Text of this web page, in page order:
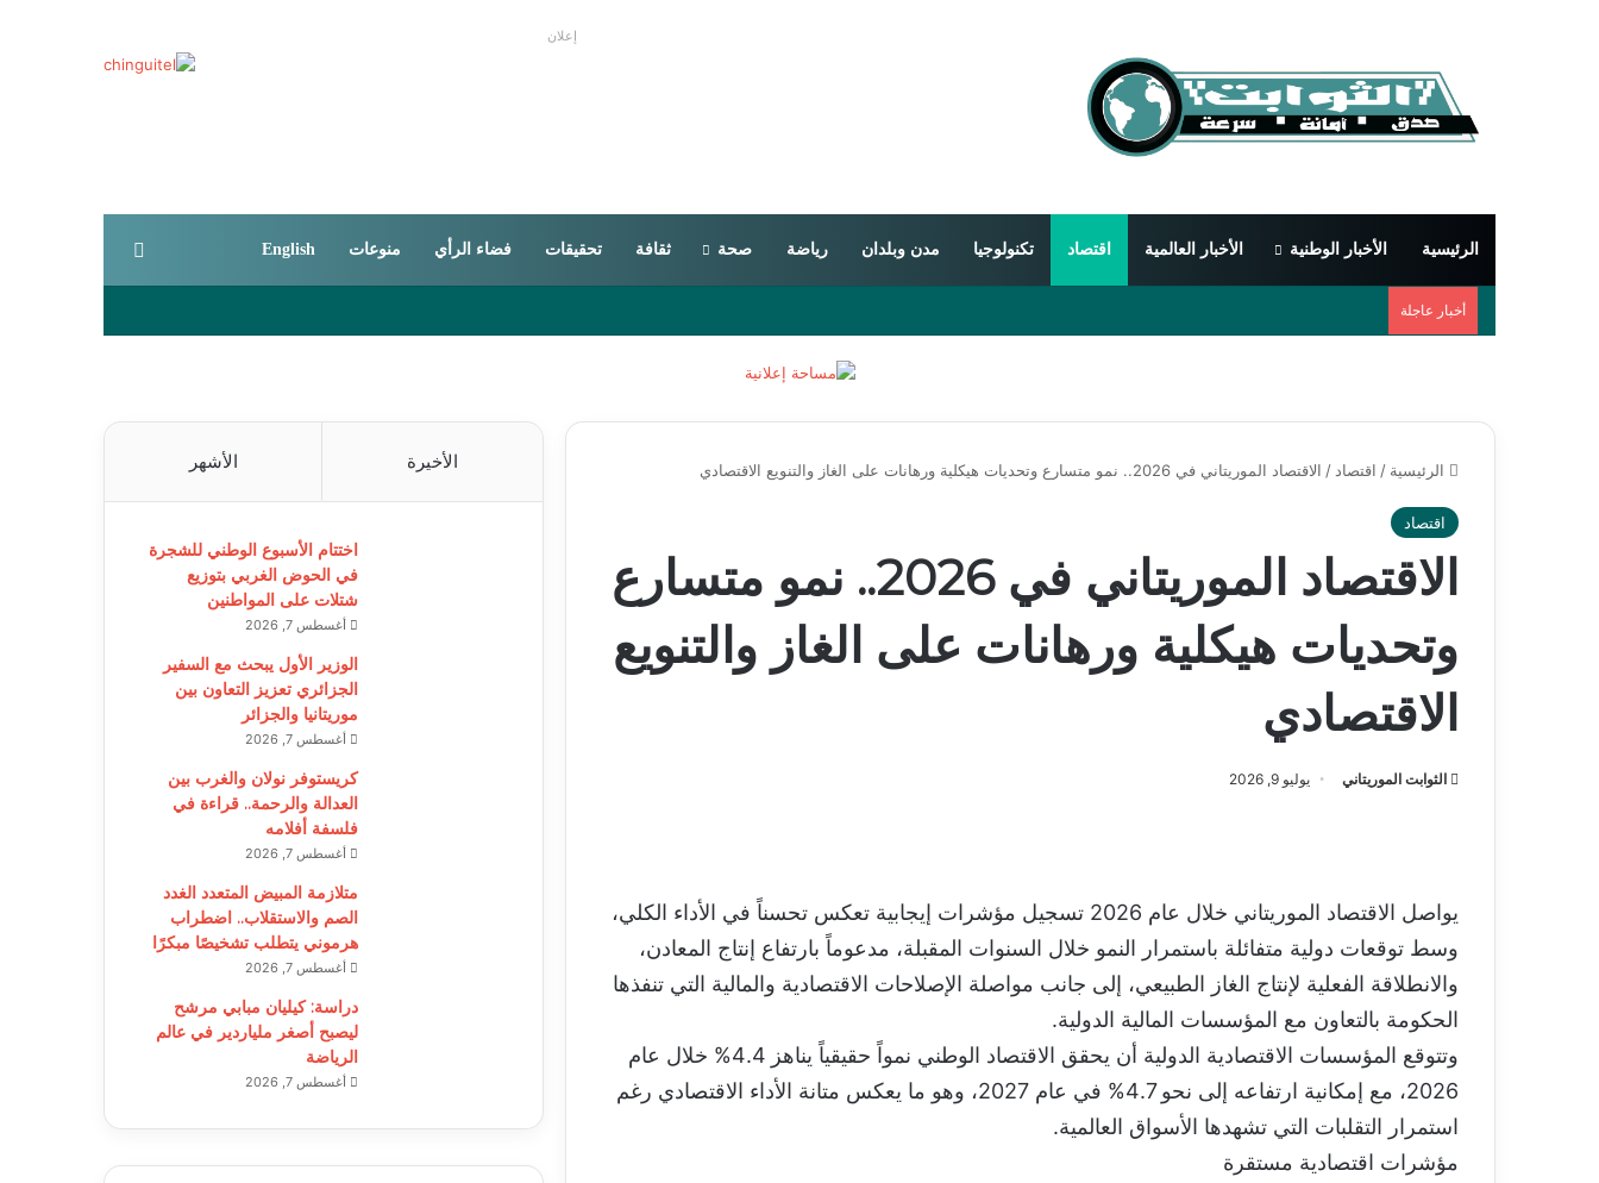
إعلان
الرئيسية الأخبار الوطنية الأخبار العالمية اقتصاد تكنولوجيا مدن وبلدان رياضة صحة ثقافة تحقيقات فضاء الرأي منوعات English
أخبار عاجلة
الرئيسية / اقتصاد / الاقتصاد الموريتاني في 2026.. نمو متسارع وتحديات هيكلية ورهانات على الغاز والتنويع الاقتصادي
اقتصاد
الاقتصاد الموريتاني في 2026.. نمو متسارع
وتحديات هيكلية ورهانات على الغاز والتنويع
الاقتصادي
الثوابت الموريتاني يوليو 9, 2026
يواصل الاقتصاد الموريتاني خلال عام 2026 تسجيل مؤشرات إيجابية تعكس تحسناً في الأداء الكلي،
وسط توقعات دولية متفائلة باستمرار النمو خلال السنوات المقبلة، مدعوماً بارتفاع إنتاج المعادن،
والانطلاقة الفعلية لإنتاج الغاز الطبيعي، إلى جانب مواصلة الإصلاحات الاقتصادية والمالية التي تنفذها
الحكومة بالتعاون مع المؤسسات المالية الدولية.
وتتوقع المؤسسات الاقتصادية الدولية أن يحقق الاقتصاد الوطني نمواً حقيقياً يناهز 4.4% خلال عام
2026، مع إمكانية ارتفاعه إلى نحو 4.7% في عام 2027، وهو ما يعكس متانة الأداء الاقتصادي رغم
استمرار التقلبات التي تشهدها الأسواق العالمية.
مؤشرات اقتصادية مستقرة
الأخيرة الأشهر
اختتام الأسبوع الوطني للشجرة
في الحوض الغربي بتوزيع
شتلات على المواطنين
أغسطس 7, 2026
الوزير الأول يبحث مع السفير
الجزائري تعزيز التعاون بين
موريتانيا والجزائر
أغسطس 7, 2026
كريستوفر نولان والغرب بين
العدالة والرحمة.. قراءة في
فلسفة أفلامه
أغسطس 7, 2026
متلازمة المبيض المتعدد الغدد
الصم والاستقلاب.. اضطراب
هرموني يتطلب تشخيصًا مبكرًا
أغسطس 7, 2026
دراسة: كيليان مبابي مرشح
ليصبح أصغر ملياردير في عالم
الرياضة
أغسطس 7, 2026